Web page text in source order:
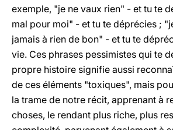
exemple, "je ne vaux rien" - et tu te
mal pour moi" - et tu te déprécies ;
jamais à rien de bon" - et tu te
vie. Ces phrases pessimistes qui te
propre histoire signifie aussi
de ces éléments "toxiques", mais
la trame de notre récit, apprenant à
choses, le rendant plus riche, plus